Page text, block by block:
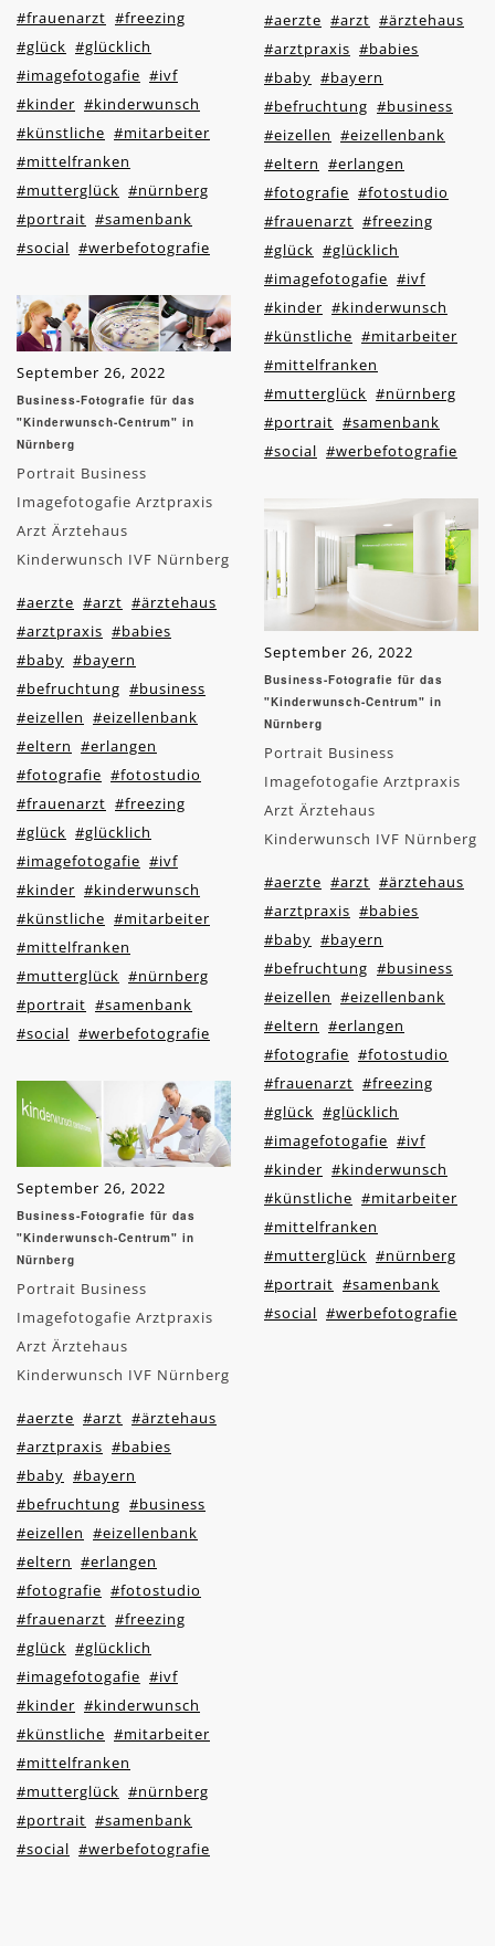
#frauenarzt #freezing
#glück #glücklich
#imagefotogafie #ivf
#kinder #kinderwunsch
#künstliche #mitarbeiter
#mittelfranken
#mutterglück #nürnberg
#portrait #samenbank
#social #werbefotografie
September 26, 2022
Business-Fotografie für das
"Kinderwunsch-Centrum" in
Nürnberg
Portrait Business
Imagefotogafie Arztpraxis
Arzt Ärztehaus
Kinderwunsch IVF Nürnberg
#aerzte #arzt #ärztehaus
#arztpraxis #babies
#baby #bayern
#befruchtung #business
#eizellen #eizellenbank
#eltern #erlangen
#fotografie #fotostudio
#frauenarzt #freezing
#glück #glücklich
#imagefotogafie #ivf
#kinder #kinderwunsch
#künstliche #mitarbeiter
#mittelfranken
#mutterglück #nürnberg
#portrait #samenbank
#social #werbefotografie
September 26, 2022
Business-Fotografie für das
"Kinderwunsch-Centrum" in
Nürnberg
Portrait Business
Imagefotogafie Arztpraxis
Arzt Ärztehaus
Kinderwunsch IVF Nürnberg
#aerzte #arzt #ärztehaus
#arztpraxis #babies
#baby #bayern
#befruchtung #business
#eizellen #eizellenbank
#eltern #erlangen
#fotografie #fotostudio
#frauenarzt #freezing
#glück #glücklich
#imagefotogafie #ivf
#kinder #kinderwunsch
#künstliche #mitarbeiter
#mittelfranken
#mutterglück #nürnberg
#portrait #samenbank
#social #werbefotografie
#aerzte #arzt #ärztehaus
#arztpraxis #babies
#baby #bayern
#befruchtung #business
#eizellen #eizellenbank
#eltern #erlangen
#fotografie #fotostudio
#frauenarzt #freezing
#glück #glücklich
#imagefotogafie #ivf
#kinder #kinderwunsch
#künstliche #mitarbeiter
#mittelfranken
#mutterglück #nürnberg
#portrait #samenbank
#social #werbefotografie
September 26, 2022
Business-Fotografie für das
"Kinderwunsch-Centrum" in
Nürnberg
Portrait Business
Imagefotogafie Arztpraxis
Arzt Ärztehaus
Kinderwunsch IVF Nürnberg
#aerzte #arzt #ärztehaus
#arztpraxis #babies
#baby #bayern
#befruchtung #business
#eizellen #eizellenbank
#eltern #erlangen
#fotografie #fotostudio
#frauenarzt #freezing
#glück #glücklich
#imagefotogafie #ivf
#kinder #kinderwunsch
#künstliche #mitarbeiter
#mittelfranken
#mutterglück #nürnberg
#portrait #samenbank
#social #werbefotografie